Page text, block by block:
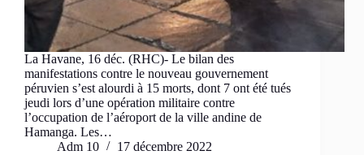
La Havane, 16 déc. (RHC)- Le bilan des
manifestations contre le nouveau gouvernement
péruvien s’est alourdi à 15 morts, dont 7 ont été tués
jeudi lors d’une opération militaire contre
l’occupation de l’aéroport de la ville andine de
Hamanga. Les…
Adm 10
17 décembre 2022